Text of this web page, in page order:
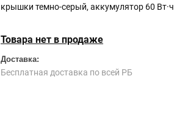
крышки темно-серый, аккумулятор 60 Вт·ч
Товара нет в продаже
Доставка:
Бесплатная доставка по всей РБ